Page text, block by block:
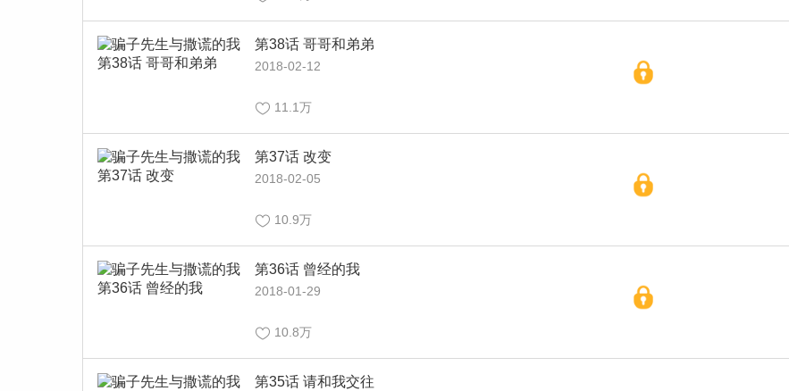
第38话 哥哥和弟弟
2018-02-12
11.1万
第37话 改变
2018-02-05
10.9万
第36话 曾经的我
2018-01-29
10.8万
第35话 请和我交往